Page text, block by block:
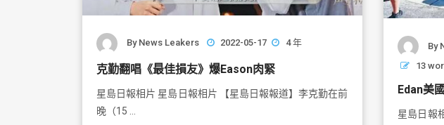
By News Leakers 2022-05-17 4 年
克勤翻唱《最佳損友》爆Eason肉緊
星島日報相片 星島日報相片 【星島日報報道】李克勤在前
晚（15 …
By
13
Edan美
星島日報